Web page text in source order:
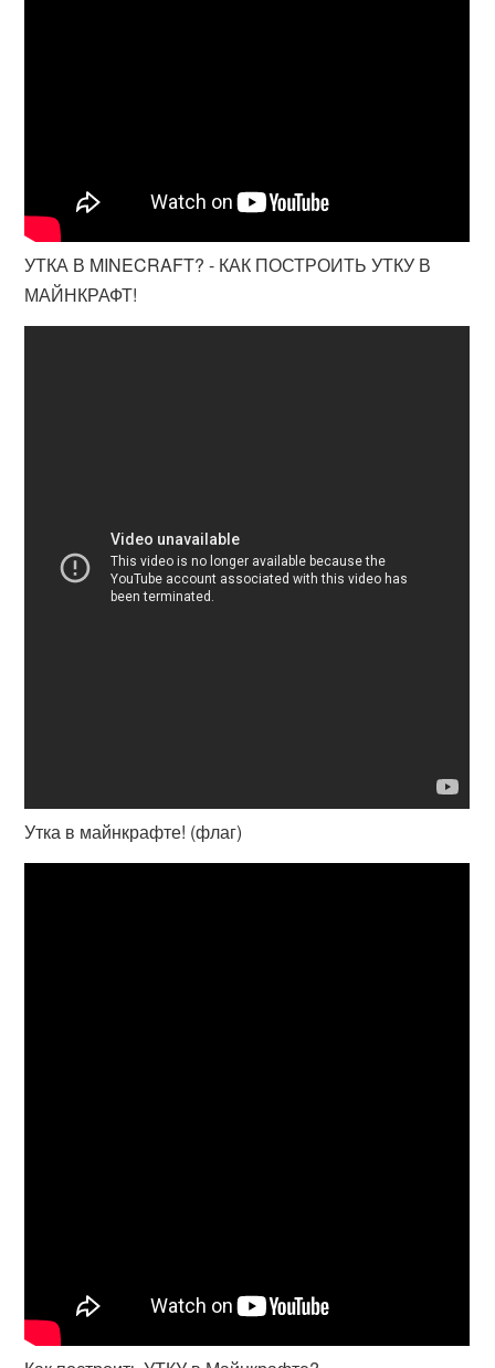
УТКА В MINECRAFT? - КАК ПОСТРОИТЬ УТКУ В
МАЙНКРАФТ!
Утка в майнкрафте! (флаг)